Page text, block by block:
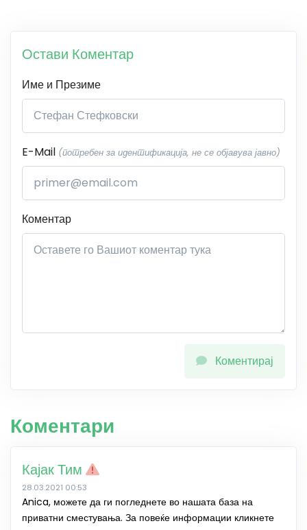
Остави Коментар
Име и Презиме
E-Mail (потребен за идентификација, не се објавува јавно)
Коментар
Коментирај
Коментари
Кајак Тим
28.03.2021 00:53
Anica, можете да ги погледнете во нашата база на
приватни сместувања. За повеќе информации кликнете